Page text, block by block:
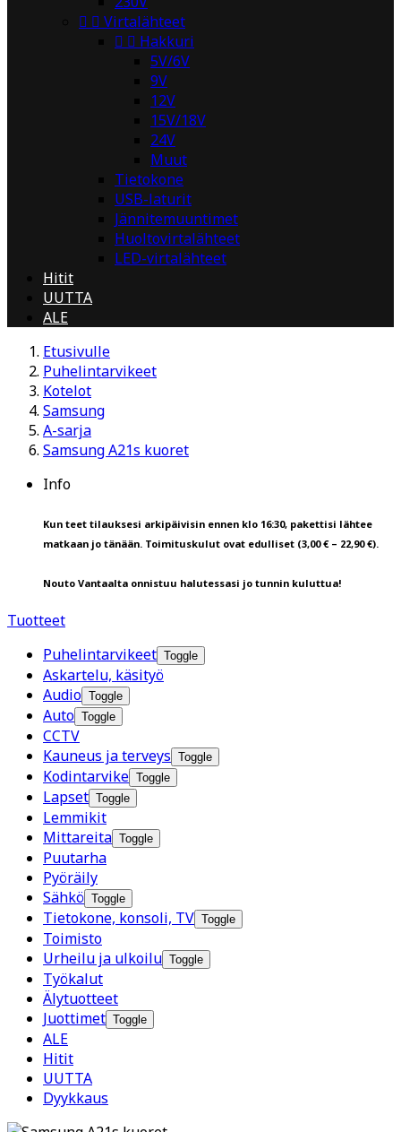
  Virtalähteet
  Hakkuri
5V/6V
9V
12V
15V/18V
24V
Muut
Tietokone
USB-laturit
Jännitemuuntimet
Huoltovirtalähteet
LED-virtalähteet
Hitit
UUTTA
ALE
Etusivulle
Puhelintarvikeet
Kotelot
Samsung
A-sarja
Samsung A21s kuoret
Info
Kun teet tilauksesi arkipäivisin ennen klo 16:30, pakettisi lähtee
matkaan jo tänään. Toimituskulut ovat edulliset (3,00 € – 22,90 €).
Nouto Vantaalta onnistuu halutessasi jo tunnin kuluttua!
Tuotteet
Puhelintarvikeet Toggle
Askartelu, käsityö
Audio Toggle
Auto Toggle
CCTV
Kauneus ja terveys Toggle
Kodintarvike Toggle
Lapset Toggle
Lemmikit
Mittareita Toggle
Puutarha
Pyöräily
Sähkö Toggle
Tietokone, konsoli, TV Toggle
Toimisto
Urheilu ja ulkoilu Toggle
Työkalut
Älytuotteet
Juottimet Toggle
ALE
Hitit
UUTTA
Dyykkaus